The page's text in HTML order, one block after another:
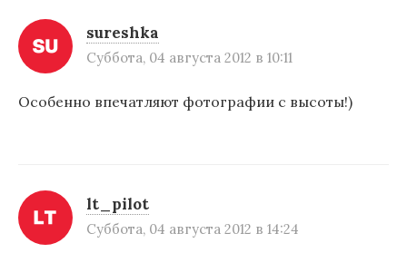
и
я
п
о
п
и
sureshka
Суббота, 04 августа 2012 в 10:11
Особенно впечатляют фотографии с высоты!)
lt_pilot
Суббота, 04 августа 2012 в 14:24